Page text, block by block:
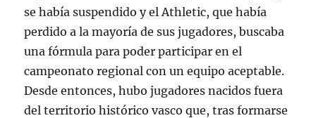
se había suspendido y el Athletic, que había
perdido a la mayoría de sus jugadores, buscaba
una fórmula para poder participar en el
campeonato regional con un equipo aceptable.
Desde entonces, hubo jugadores nacidos fuera
del territorio histórico vasco que, tras formarse